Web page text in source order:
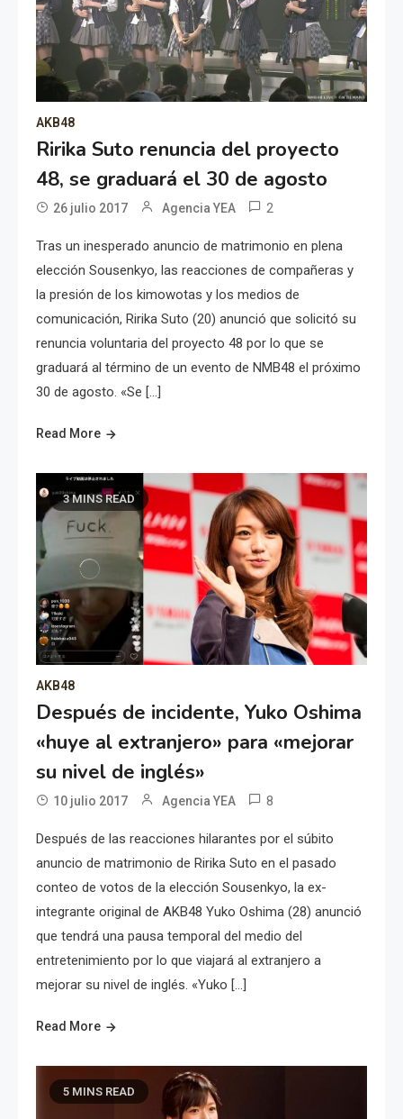
AKB48
Ririka Suto renuncia del proyecto
48, se graduará el 30 de agosto
26 julio 2017 Agencia YEA 2
Tras un inesperado anuncio de matrimonio en plena
elección Sousenkyo, las reacciones de compañeras y
la presión de los kimowotas y los medios de
comunicación, Ririka Suto (20) anunció que solicitó su
renuncia voluntaria del proyecto 48 por lo que se
graduará al término de un evento de NMB48 el próximo
30 de agosto. «Se […]
Read More
3 MINS READ
AKB48
Después de incidente, Yuko Oshima
«huye al extranjero» para «mejorar
su nivel de inglés»
10 julio 2017 Agencia YEA 8
Después de las reacciones hilarantes por el súbito
anuncio de matrimonio de Ririka Suto en el pasado
conteo de votos de la elección Sousenkyo, la ex-
integrante original de AKB48 Yuko Oshima (28) anunció
que tendrá una pausa temporal del medio del
entretenimiento por lo que viajará al extranjero a
mejorar su nivel de inglés. «Yuko […]
Read More
5 MINS READ